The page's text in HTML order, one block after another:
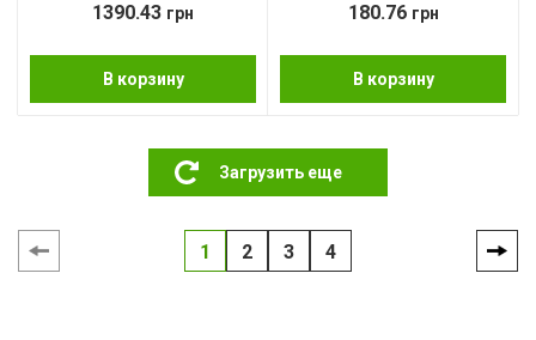
1390.43 грн
В корзину
180.76 грн
В корзину
Загрузить еще
1 2 3 4